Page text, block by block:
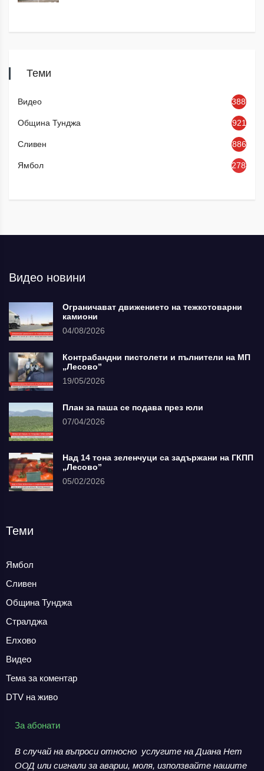
Теми
Видео 3886
Община Тунджа 921
Сливен 886
Ямбол 2784
Видео новини
Ограничават движението на тежкотоварни
камиони
04/08/2026
Контрабандни пистолети и пълнители на МП
„Лесово”
19/05/2026
План за паша се подава през юли
07/04/2026
Над 14 тона зеленчуци са задържани на ГКПП
„Лесово”
05/02/2026
Теми
Ямбол
Сливен
Община Тунджа
Стралджа
Елхово
Видео
Тема за коментар
DTV на живо
За абонати
В случай на въпроси относно услугите на Диана Нет
ООД или сигнали за аварии, моля, използвайте нашите